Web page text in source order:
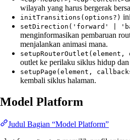
wilayah yang harus bergerak
initTransitions(options?)
setDirection('forward' |
menginformasikan pembaruan
menjalankan animasi mana.
setupRouterOutlet(element,
outlet ke perilaku siklus hidup dan
setupPage(element,
kembali siklus halaman.
Model Platform
Judul Bagian “Model Platform”